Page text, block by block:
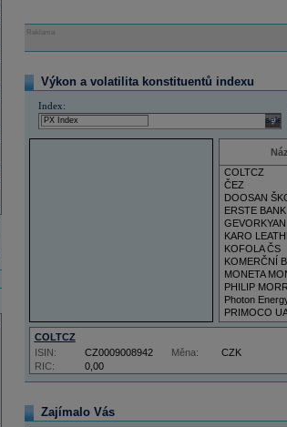
Reklama
Výkon a volatilita konstituentů indexu
Index:
select
COLTCZ
ČEZ
DOOSAN
ERSTE BANK
GEVORKYAN
KARO
KOFOLA ČS
KOMERČNÍ
MONETA
PHILIP
Photon
PRIMOCO
VIG
COLTCZ
RIC: 0,00
ISIN: CZ0009008942 Měna: CZK
Zajímalo Vás